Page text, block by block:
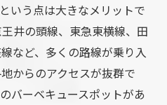
いう点は大きなメリットで
井の頭線、東急東横線、田
など、多くの路線が乗り入
からのアクセスが抜群で
バーベキュースポットがあ